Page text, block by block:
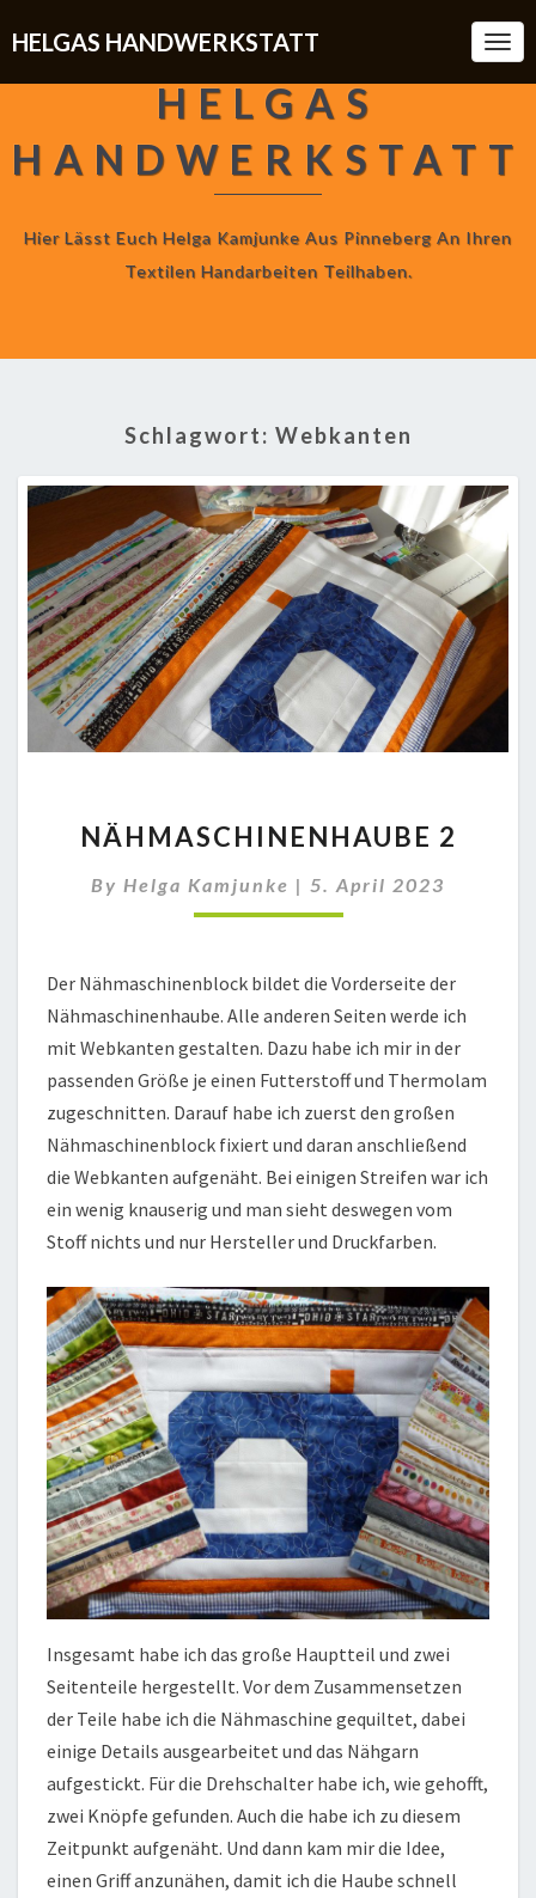
HELGAS HANDWERKSTATT
HELGAS
HANDWERKSTATT
Hier Lässt Euch Helga Kamjunke Aus Pinneberg An Ihren
Textilen Handarbeiten Teilhaben.
Schlagwort: Webkanten
2
NÄHMASCHINENHAUBE 2
By Helga Kamjunke | 5. April 2023
Der Nähmaschinenblock bildet die Vorderseite der
Nähmaschinenhaube. Alle anderen Seiten werde ich
mit Webkanten gestalten. Dazu habe ich mir in der
passenden Größe je einen Futterstoff und Thermolam
zugeschnitten. Darauf habe ich zuerst den großen
Nähmaschinenblock fixiert und daran anschließend
die Webkanten aufgenäht. Bei einigen Streifen war ich
ein wenig knauserig und man sieht deswegen vom
Stoff nichts und nur Hersteller und Druckfarben.
Insgesamt habe ich das große Hauptteil und zwei
Seitenteile hergestellt. Vor dem Zusammensetzen
der Teile habe ich die Nähmaschine gequiltet, dabei
einige Details ausgearbeitet und das Nähgarn
aufgestickt. Für die Drehschalter habe ich, wie gehofft,
zwei Knöpfe gefunden. Auch die habe ich zu diesem
Zeitpunkt aufgenäht. Und dann kam mir die Idee,
einen Griff anzunähen, damit ich die Haube schnell